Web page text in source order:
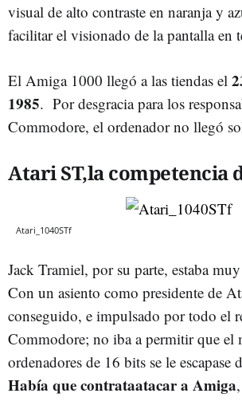
visual de alto contraste en naranja y
facilitar el visionado de la pantalla en
El Amiga 1000 llegó a las tiendas el
1985. Por desgracia para los
Commodore, el ordenador no llegó
Atari ST,la competencia
Atari_1040STf
Jack Tramiel, por su parte, estaba
Con un asiento como presidente de
conseguido, e impulsado por todo el
Commodore; no iba a permitir que el
ordenadores de 16 bits se le escapase
Había que contrataatacar a Amiga